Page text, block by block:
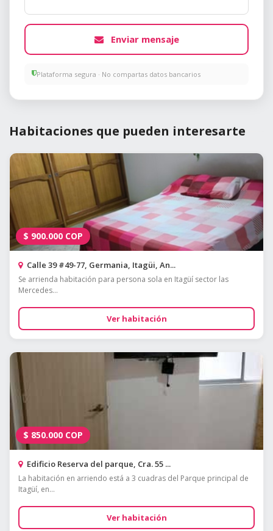
Enviar mensaje
Plataforma segura · No compartas datos bancarios
Habitaciones que pueden interesarte
$ 900.000 COP
Calle 39 #49-77, Germania, Itagüi, An...
Se arrienda habitación para persona sola en Itagüí sector las
Mercedes...
Ver habitación
$ 850.000 COP
Edificio Reserva del parque, Cra. 55 ...
La habitación en arriendo está a 3 cuadras del Parque principal de
Itagüí, en...
Ver habitación